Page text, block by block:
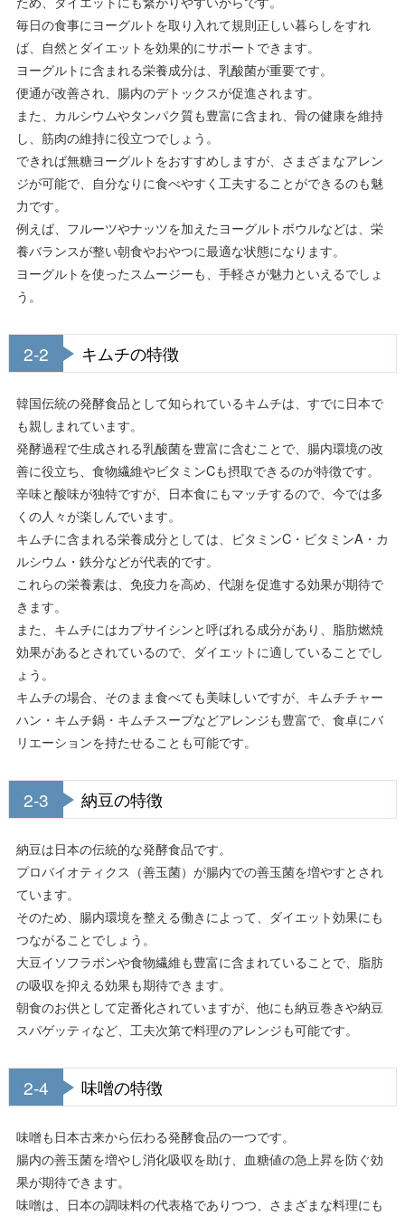
毎日の食事にヨーグルトを取り入れて規則正しい暮らしをすれ
ば、自然とダイエットを効果的にサポートできます。
ヨーグルトに含まれる栄養成分は、乳酸菌が重要です。
便通が改善され、腸内のデトックスが促進されます。
また、カルシウムやタンパク質も豊富に含まれ、骨の健康を維持
し、筋肉の維持に役立つでしょう。
できれば無糖ヨーグルトをおすすめしますが、さまざまなアレン
ジが可能で、自分なりに食べやすく工夫することができるのも魅
力です。
例えば、フルーツやナッツを加えたヨーグルトボウルなどは、栄
養バランスが整い朝食やおやつに最適な状態になります。
ヨーグルトを使ったスムージーも、手軽さが魅力といえるでしょ
う。
2-2 キムチの特徴
韓国伝統の発酵食品として知られているキムチは、すでに日本で
も親しまれています。
発酵過程で生成される乳酸菌を豊富に含むことで、腸内環境の改
善に役立ち、食物繊維やビタミンCも摂取できるのが特徴です。
辛味と酸味が独特ですが、日本食にもマッチするので、今では多
くの人々が楽しんでいます。
キムチに含まれる栄養成分としては、ビタミンC・ビタミンA・カ
ルシウム・鉄分などが代表的です。
これらの栄養素は、免疫力を高め、代謝を促進する効果が期待で
きます。
また、キムチにはカプサイシンと呼ばれる成分があり、脂肪燃焼
効果があるとされているので、ダイエットに適していることでし
ょう。
キムチの場合、そのまま食べても美味しいですが、キムチチャー
ハン・キムチ鍋・キムチスープなどアレンジも豊富で、食卓にバ
リエーションを持たせることも可能です。
2-3 納豆の特徴
納豆は日本の伝統的な発酵食品です。
プロバイオティクス（善玉菌）が腸内での善玉菌を増やすとされ
ています。
そのため、腸内環境を整える働きによって、ダイエット効果にも
つながることでしょう。
大豆イソフラボンや食物繊維も豊富に含まれていることで、脂肪
の吸収を抑える効果も期待できます。
朝食のお供として定番化されていますが、他にも納豆巻きや納豆
スパゲッティなど、工夫次第で料理のアレンジも可能です。
2-4 味噌の特徴
味噌も日本古来から伝わる発酵食品の一つです。
腸内の善玉菌を増やし消化吸収を助け、血糖値の急上昇を防ぐ効
果が期待できます。
味噌は、日本の調味料の代表格でありつつ、さまざまな料理にも